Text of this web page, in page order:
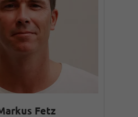
Fetz